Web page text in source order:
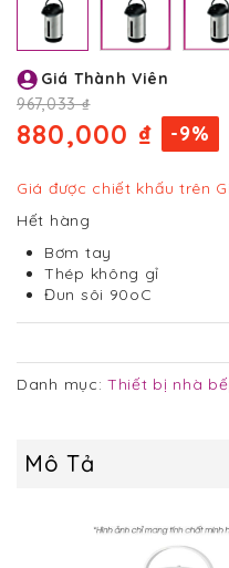
đến
phần
đầu
của
viện
ảnh
Giá Thành Viên
967,033 ₫
880,000 ₫ -9%
Giá được chiết khấu trên
Hết hàng
Bơm tay
Thép không gỉ
Đun sôi 90oC
Danh mục: Thiết bị nhà
Mô Tả